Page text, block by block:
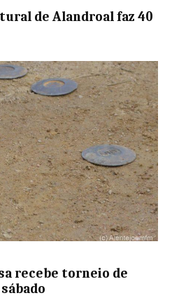
de Alandroal faz 40
recebe torneio de